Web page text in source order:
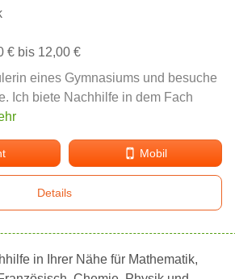
€ bis 12,00 €
eines Gymnasiums und besuche
Ich biete Nachhilfe in dem Fach
Mobil
Details
in Ihrer Nähe für Mathematik,